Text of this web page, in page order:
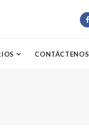
CONTÁCTENOS